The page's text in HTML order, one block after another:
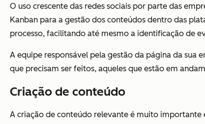
O uso crescente das redes sociais por parte das
Kanban para a gestão dos conteúdos dentro das
processo, facilitando até mesmo a identificação de
A equipe responsável pela gestão da página da sua
que precisam ser feitos, aqueles que estão em
Criação de conteúdo
A criação de conteúdo relevante é muito importante